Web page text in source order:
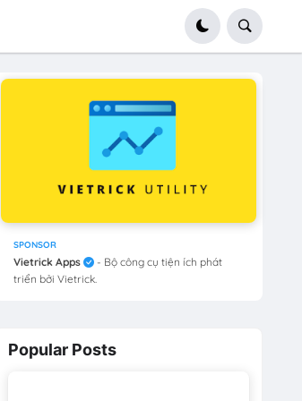
SPONSOR
Vietrick Apps
- Bộ công cụ tiện ích phát
triển bởi Vietrick.
Popular Posts